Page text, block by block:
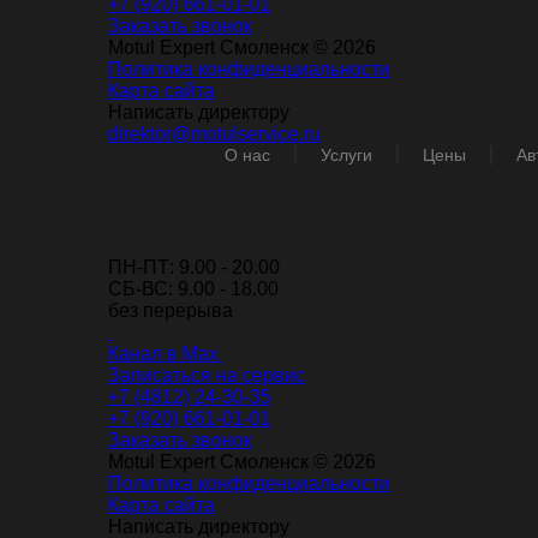
+7 (920) 661-01-01
Заказать звонок
Motul Expert Смоленск © 2026
Политика конфиденциальности
Карта сайта
Написать директору
direktor@motulservice.ru
О нас Услуги Цены
ПН-ПТ: 9.00 - 20.00
СБ-ВС: 9.00 - 18.00
без перерыва
Канал в Max
Записаться на сервис
+7 (4812) 24-30-35
+7 (920) 661-01-01
Заказать звонок
Motul Expert Смоленск © 2026
Политика конфиденциальности
Карта сайта
Написать директору